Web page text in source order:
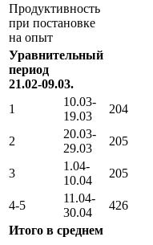
Продуктивность
при постановке
на опыт
Уравнительный
период
21.02-09.03.
1
10.03-
19.03
204
2
20.03-
29.03
205
3
1.04-
10.04
205
4-5
11.04-
30.04
426
Итого в среднем